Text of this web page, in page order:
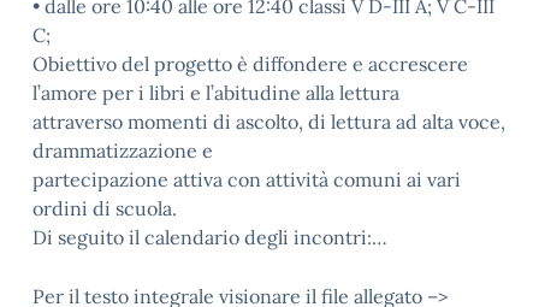
• dalle ore 10:40 alle ore 12:40 classi V D-III A; V C-III
C;
Obiettivo del progetto è diffondere e accrescere
l’amore per i libri e l’abitudine alla lettura
attraverso momenti di ascolto, di lettura ad alta voce,
drammatizzazione e
partecipazione attiva con attività comuni ai vari
ordini di scuola.
Di seguito il calendario degli incontri:…
Per il testo integrale visionare il file allegato –>